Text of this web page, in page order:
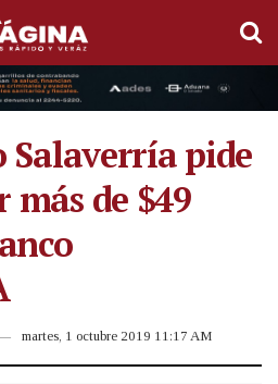
Salaverría pide
de $49
martes, 1 octubre 2019 11:17 AM